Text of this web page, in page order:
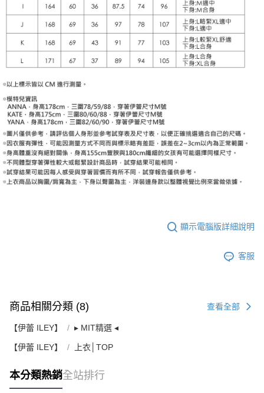
顯示電腦版詳細說明
客服
商品相關分類 (8) 查看全部
【伊蕾 ILEY】 ▸ MIT精選 ◂
【伊蕾 ILEY】 上衣│TOP
本分類熱銷全站排行